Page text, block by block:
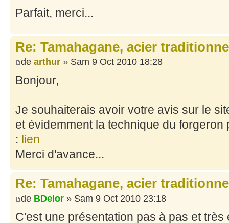
Parfait, merci...
Re: Tamahagane, acier
de arthur » Sam 9 Oct 2010 18:28
Bonjour,
Je souhaiterais avoir votre avis sur le
et évidemment la technique du
: lien
Merci d'avance...
Re: Tamahagane, acier
de BDelor » Sam 9 Oct 2010 23:18
C'est une présentation pas à pas et